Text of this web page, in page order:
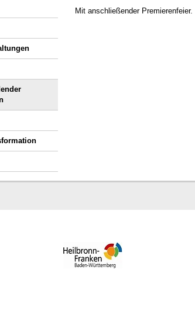
Mit anschließender Premierenfeier.